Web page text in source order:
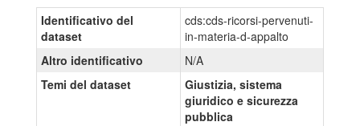
Identificativo del
dataset
cds:cds-ricorsi-pervenuti-
in-materia-d-appalto
Altro identificativo
N/A
Temi del dataset
Giustizia, sistema
giuridico e sicurezza
pubblica